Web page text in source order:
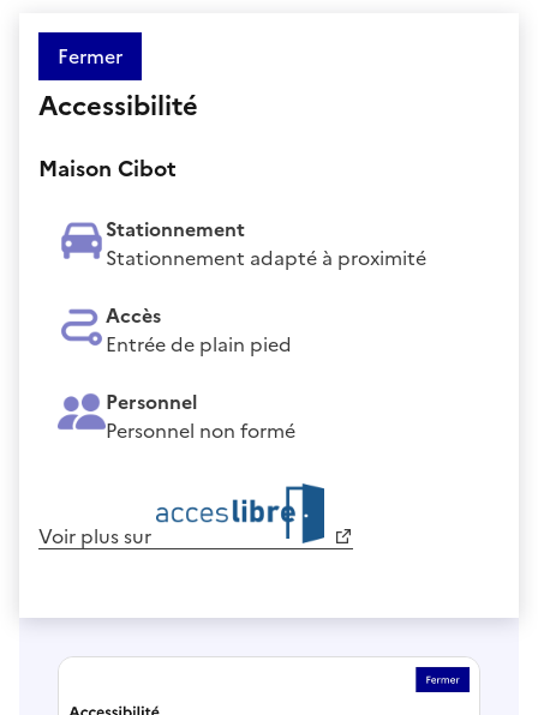
Fermer
Accessibilité
Maison Cibot
Stationnement
Stationnement adapté à proximité
Accès
Entrée de plain pied
Personnel
Personnel non formé
Voir plus sur